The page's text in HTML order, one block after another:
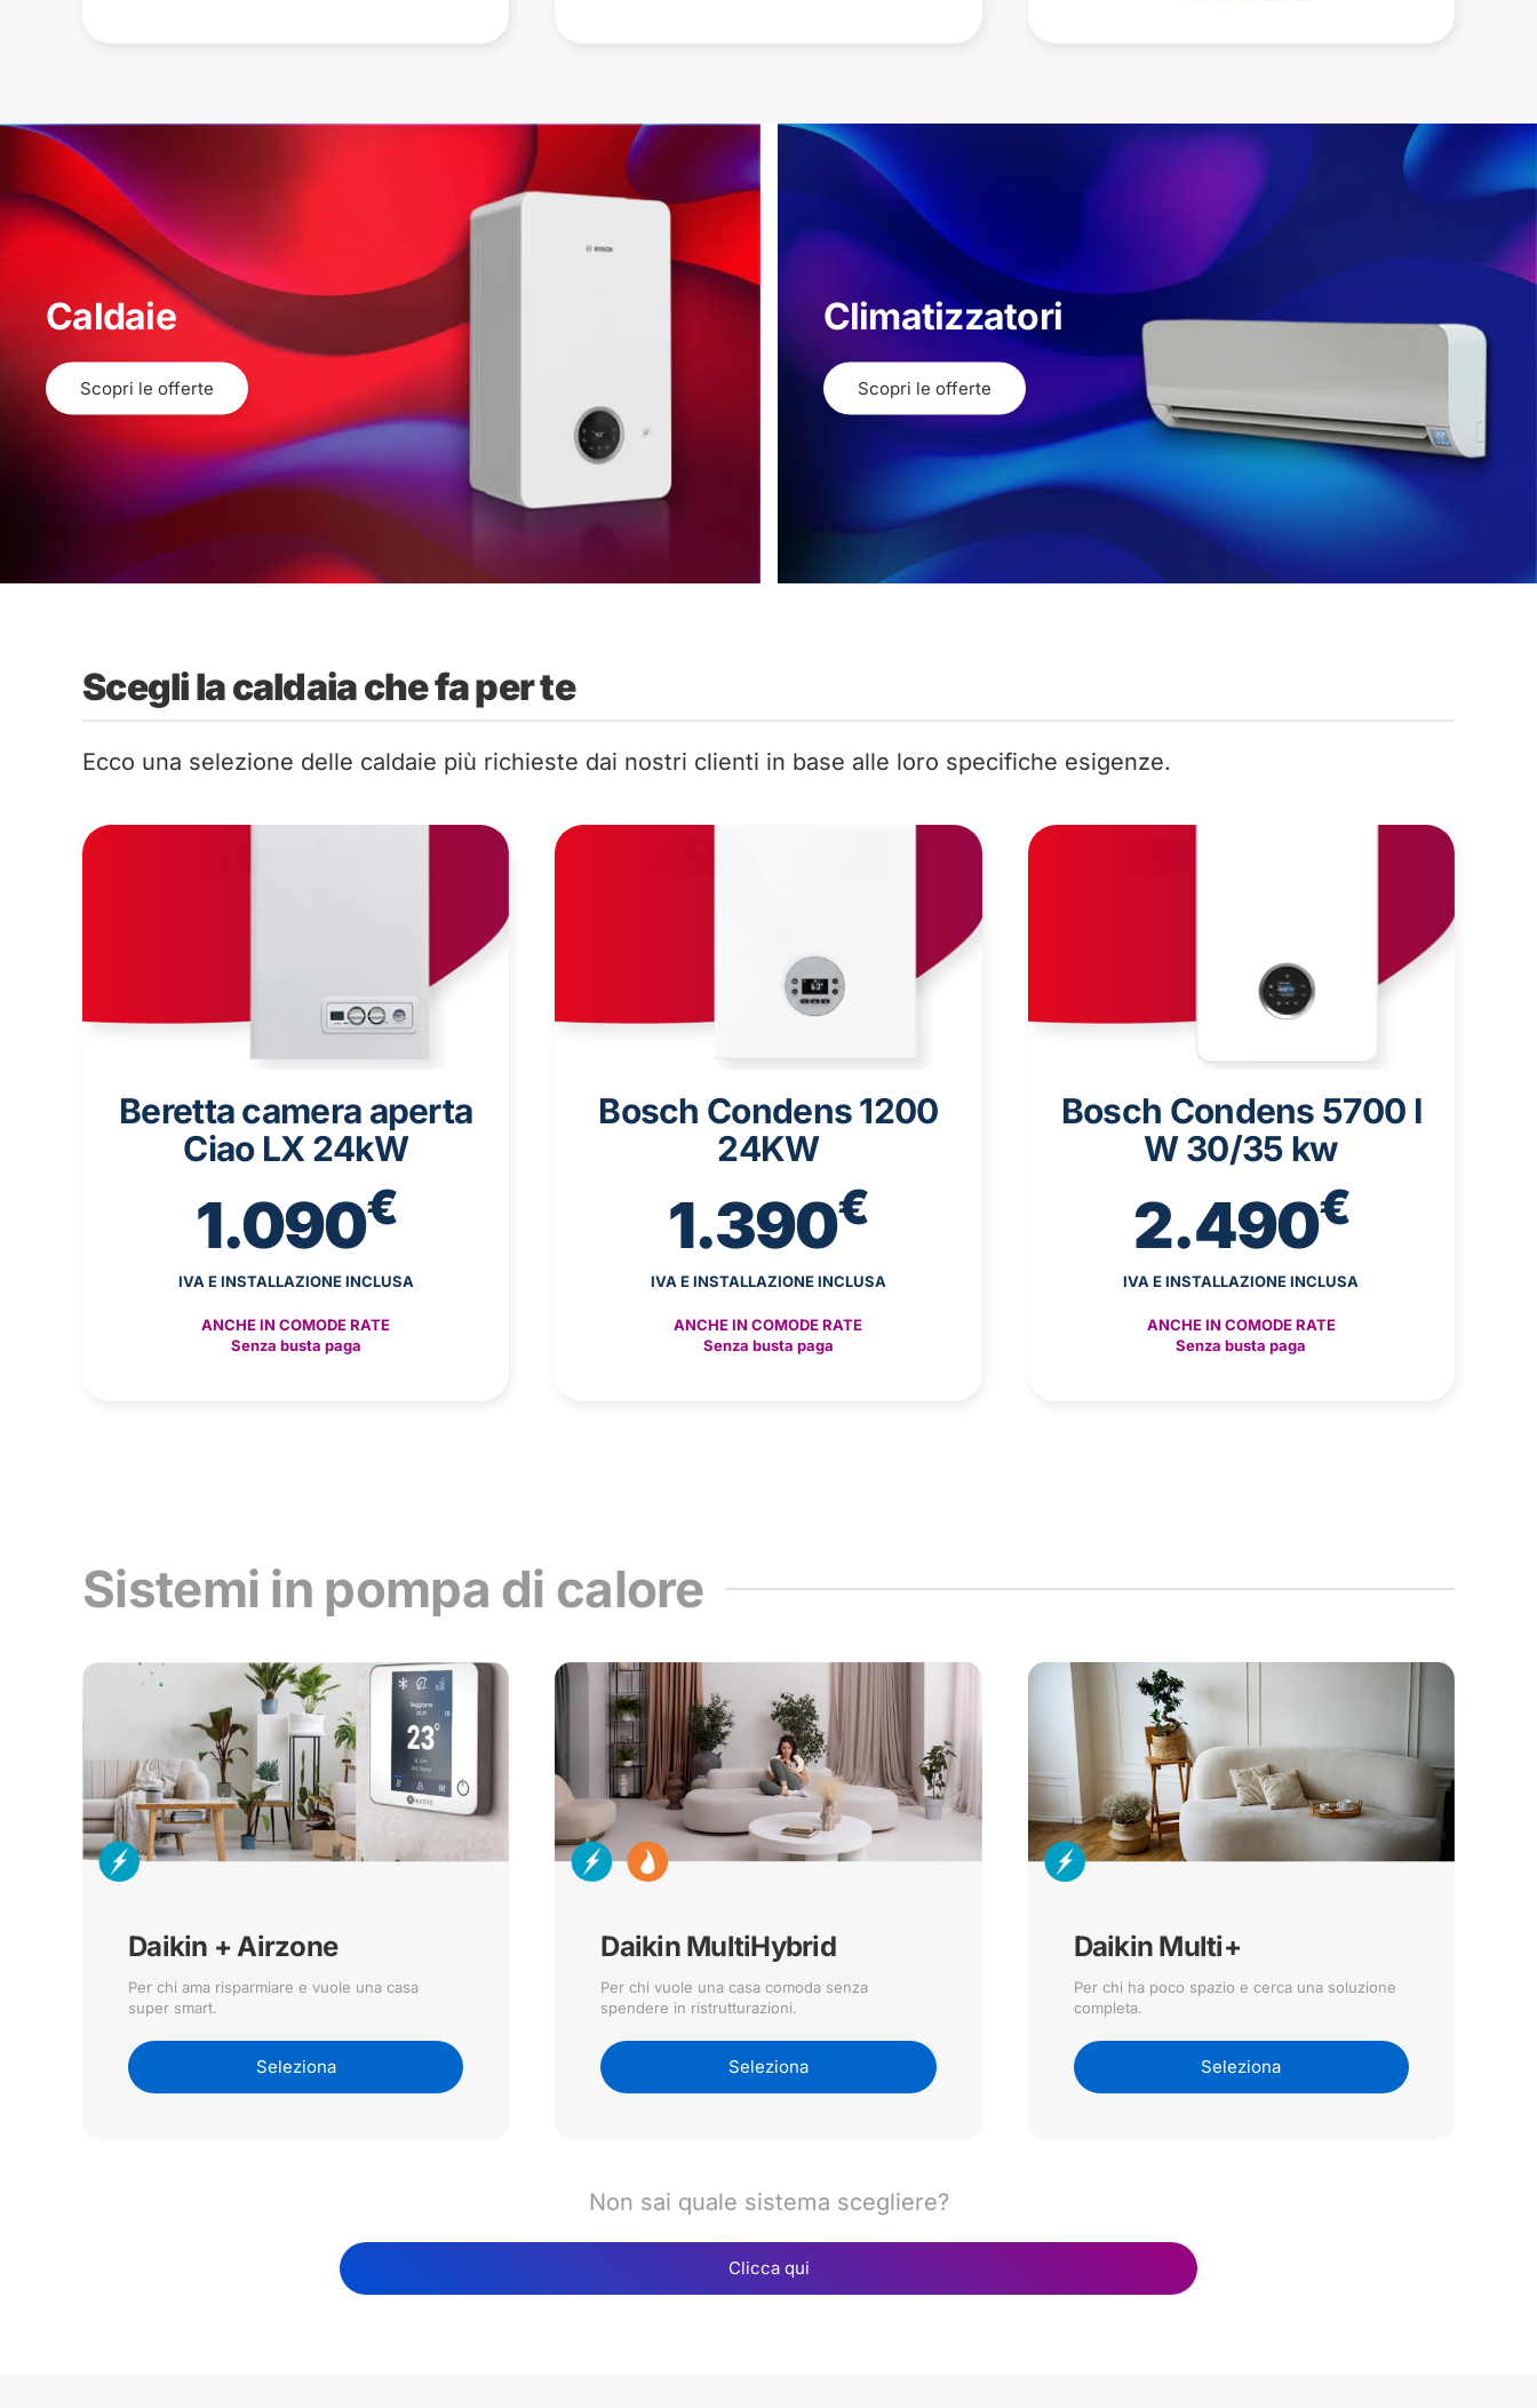
Caldaie
Scopri le offerte
Climatizzatori
Scopri le offerte
Scegli la caldaia che fa per te
Ecco una selezione delle caldaie più richieste dai nostri clienti in base alle loro specifiche esigenze.
Beretta camera aperta
Ciao LX 24kW
1.090€
IVA E INSTALLAZIONE INCLUSA
ANCHE IN COMODE RATE
Senza busta paga
Bosch Condens 1200
24KW
1.390€
IVA E INSTALLAZIONE INCLUSA
ANCHE IN COMODE RATE
Senza busta paga
Bosch Condens 5700 I
W 30/35 kw
2.490€
IVA E INSTALLAZIONE INCLUSA
ANCHE IN COMODE RATE
Senza busta paga
Sistemi in pompa di calore
Daikin + Airzone
Per chi ama risparmiare e vuole una casa
super smart.
Seleziona
Daikin MultiHybrid
Per chi vuole una casa comoda senza
spendere in ristrutturazioni.
Seleziona
Daikin Multi+
Per chi ha poco spazio e cerca una soluzione
completa.
Seleziona
Non sai quale sistema scegliere?
Clicca qui